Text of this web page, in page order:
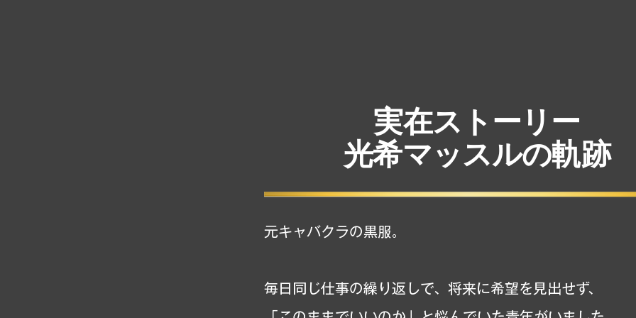
実在ストーリー
光希マッスルの軌跡
元キャバクラの黒服。
毎日同じ仕事の繰り返しで、将来に希望を見出せず、